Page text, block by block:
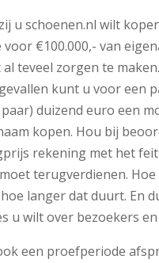
u schoenen.nl wilt
voor €100.000,- van
al teveel zorgen te
kunt u voor een
duizend euro een
kopen. Hou bij
rekening met het
terugverdienen.
langer dat duurt. En
u wilt over bezoekers en
een proefperiode